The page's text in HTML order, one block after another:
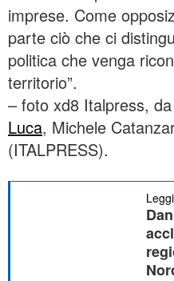
imprese. Come
parte ciò che ci
politica che venga
territorio”.
– foto xd8 Italpress,
Luca, Michele
(ITALPRESS).